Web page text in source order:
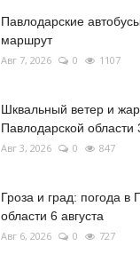
Павлодарские
маршрут
Авг 7, 2026 0 1107
Шквальный ветер и
Павлодарской области
Авг 3, 2026 0 847
Гроза и град: погода в
области 6 августа
Авг 6, 2026 0 727